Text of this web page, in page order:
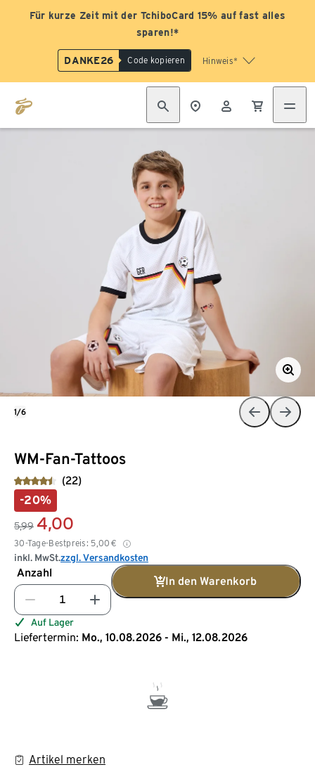
Für kurze Zeit mit der TchiboCard 15% auf fast alles
sparen!*
DANKE26 Code kopieren Hinweis*
WM-Fan-Tattoos
(22)
-20%
5,99 4,00
30-Tage-Bestpreis: 5,00 €
inkl. MwSt.zzgl. Versandkosten
Anzahl
In den Warenkorb
Auf Lager
Liefertermin: Mo., 10.08.2026 - Mi., 12.08.2026
Artikel merken
1/6